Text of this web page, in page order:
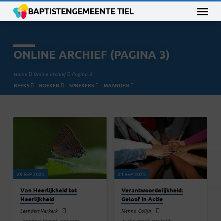
ONLINE ARCHIEF (PAGINA 3)
Home Online archief Pagina 3
REEKS BOEKEN SPREKERS MAANDEN
ARCHIEF
(PAGINA
3)
29 SEP 2025
Van Heerlijkheid tot
Heerlijkheid
Leendert Verkerk
21 SEP 2025
Verantwoordelijkheid:
Geloof in Actie
Menno Colijn